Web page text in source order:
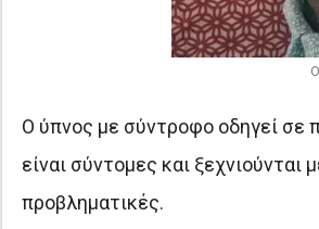
Ο ύπνος με σύντροφο οδηγεί σε
είναι σύντομες και
προβληματικές.